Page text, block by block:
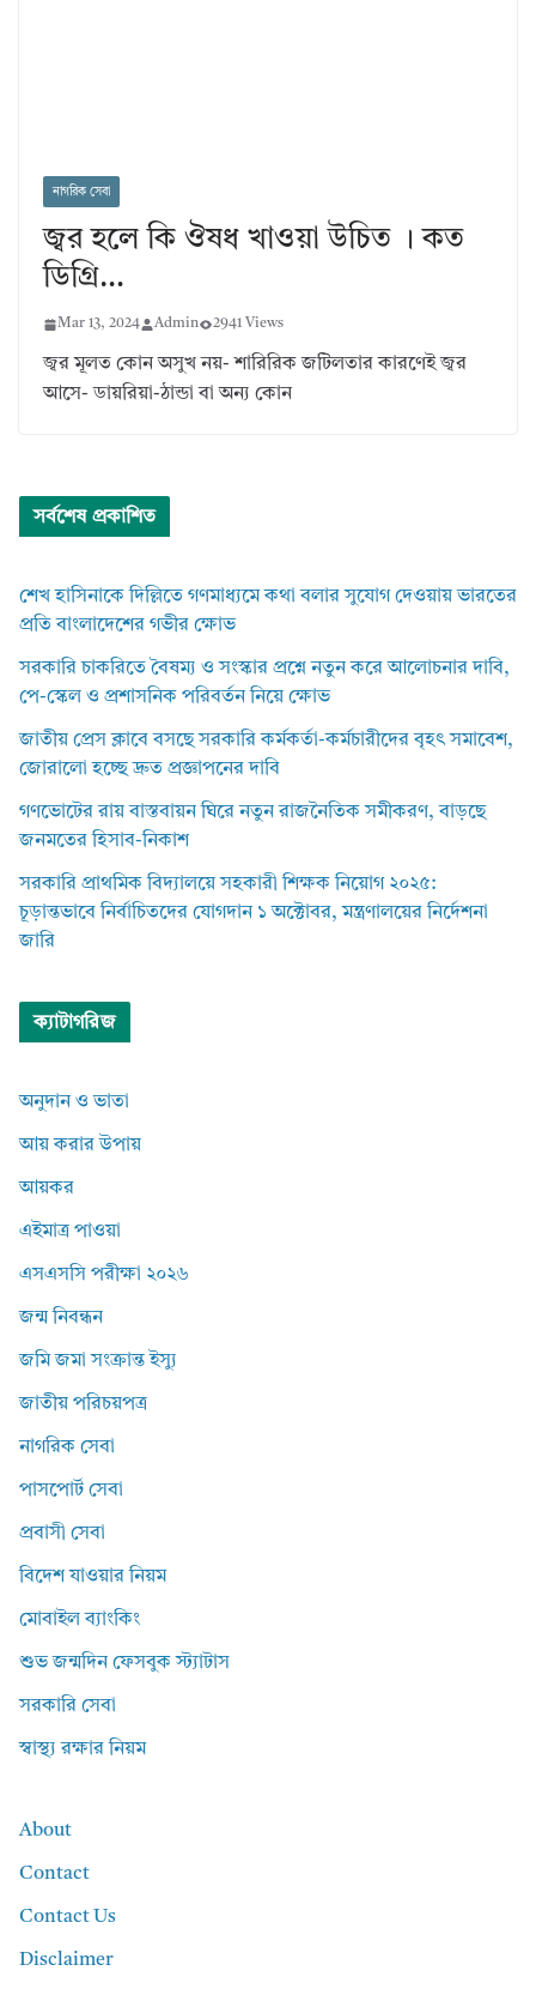
নাগরিক সেবা
জ্বর হলে কি ঔষধ খাওয়া উচিত । কত
ডিগ্রি…
Mar 13, 2024 Admin 2941 Views
জ্বর মূলত কোন অসুখ নয়- শারিরিক জটিলতার কারণেই জ্বর
আসে- ডায়রিয়া-ঠান্ডা বা অন্য কোন
সর্বশেষ প্রকাশিত
শেখ হাসিনাকে দিল্লিতে গণমাধ্যমে কথা বলার সুযোগ দেওয়ায় ভারতের
প্রতি বাংলাদেশের গভীর ক্ষোভ
সরকারি চাকরিতে বৈষম্য ও সংস্কার প্রশ্নে নতুন করে আলোচনার দাবি,
পে-স্কেল ও প্রশাসনিক পরিবর্তন নিয়ে ক্ষোভ
জাতীয় প্রেস ক্লাবে বসছে সরকারি কর্মকর্তা-কর্মচারীদের বৃহৎ সমাবেশ,
জোরালো হচ্ছে দ্রুত প্রজ্ঞাপনের দাবি
গণভোটের রায় বাস্তবায়ন ঘিরে নতুন রাজনৈতিক সমীকরণ, বাড়ছে
জনমতের হিসাব-নিকাশ
সরকারি প্রাথমিক বিদ্যালয়ে সহকারী শিক্ষক নিয়োগ ২০২৫:
চূড়ান্তভাবে নির্বাচিতদের যোগদান ১ অক্টোবর, মন্ত্রণালয়ের নির্দেশনা
জারি
ক্যাটাগরিজ
অনুদান ও ভাতা
আয় করার উপায়
আয়কর
এইমাত্র পাওয়া
এসএসসি পরীক্ষা ২০২৬
জন্ম নিবন্ধন
জমি জমা সংক্রান্ত ইস্যু
জাতীয় পরিচয়পত্র
নাগরিক সেবা
পাসপোর্ট সেবা
প্রবাসী সেবা
বিদেশ যাওয়ার নিয়ম
মোবাইল ব্যাংকিং
শুভ জন্মদিন ফেসবুক স্ট্যাটাস
সরকারি সেবা
স্বাস্থ্য রক্ষার নিয়ম
About
Contact
Contact Us
Disclaimer